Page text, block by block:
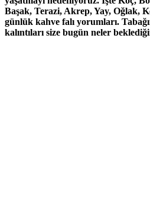
Başak, Terazi, Akrep, Yay, Oğlak,
günlük kahve falı yorumları.
kalıntıları size bugün neler